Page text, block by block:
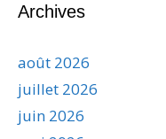
Archives
août 2026
juillet 2026
juin 2026